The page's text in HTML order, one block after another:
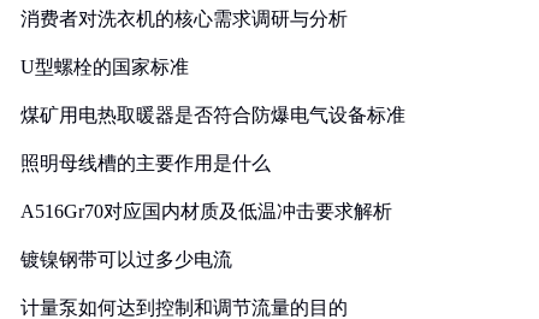
消费者对洗衣机的核心需求调研与分析
U型螺栓的国家标准
煤矿用电热取暖器是否符合防爆电气设备标准
照明母线槽的主要作用是什么
A516Gr70对应国内材质及低温冲击要求解析
镀镍钢带可以过多少电流
计量泵如何达到控制和调节流量的目的